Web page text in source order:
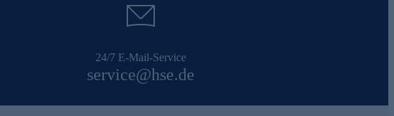
24/7 E-Mail-Service
service@hse.de